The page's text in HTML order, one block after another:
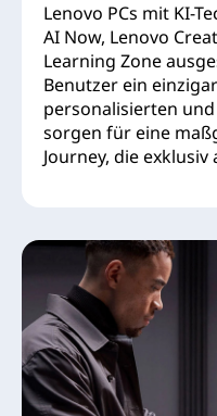
Lenovo PCs mit KI-
AI Now, Lenovo
Learning Zone
Benutzer ein
personalisierten
sorgen für eine
Journey, die